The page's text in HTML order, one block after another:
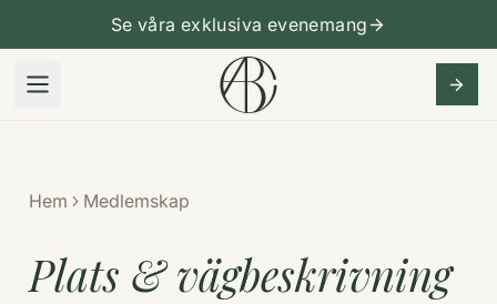
Se våra exklusiva evenemang
Hem Medlemskap
Plats & vägbeskrivning